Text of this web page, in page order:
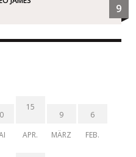
9
15
APR.
9
MÄRZ
6
FEB.